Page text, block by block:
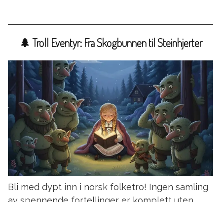
🌲 Troll Eventyr: Fra Skogbunnen til Steinhjerter
Bli med dypt inn i norsk folketro! Ingen samling